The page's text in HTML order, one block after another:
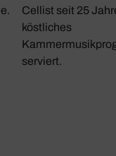
Cellist seit 25
köstliches
serviert.